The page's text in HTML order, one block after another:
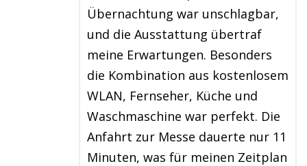
Übernachtung war unschlagbar,
und die Ausstattung übertraf
meine Erwartungen. Besonders
die Kombination aus kostenlosem
WLAN, Fernseher, Küche und
Waschmaschine war perfekt. Die
Anfahrt zur Messe dauerte nur 11
Minuten, was für meinen Zeitplan